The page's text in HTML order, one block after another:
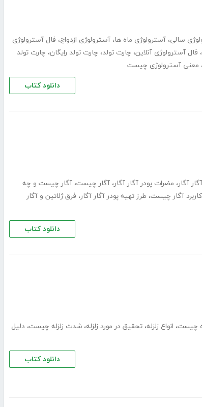
سالی، آسترولوژی ماه ها، آسترولوژی ازدواج، فال آسترولوژی
، فال آسترولوژی آنلاین، چارت تولد، چارت تولد رایگان، چارت تولد
معنی آسترولوژی چیست
دانلود کتاب
آگار، مضرات پودر آگار آگار، آگار چیست، آگار چیست و چه
کاربرد آگار چیست، طرز تهیه پودر آگار آگار، فرق ژلاتین و آگار
دانلود کتاب
چیست، انواع زلزله، تحقیق در مورد زلزله، شدت زلزله چیست، دلیل
دانلود کتاب